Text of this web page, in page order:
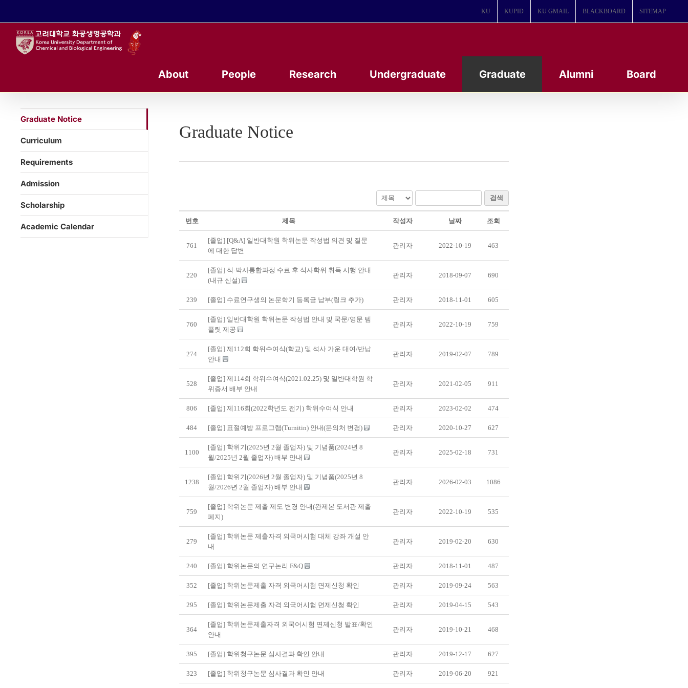
KU KUPID KU GMAIL BLACKBOARD SITEMAP
About People Research Undergraduate Graduate Alumni Board
Graduate Notice
검색
번호 제목 작성자 날짜 조회
761
[졸업] [Q&A] 일반대학원 학위논문 작성법 의견 및 질문
에 대한 답변
관리자 2022-10-19 463
220
[졸업] 석·박사통합과정 수료 후 석사학위 취득 시행 안내
(내규 신설)
관리자 2018-09-07 690
239 [졸업] 수료연구생의 논문학기 등록금 납부(링크 추가) 관리자 2018-11-01 605
760
[졸업] 일반대학원 학위논문 작성법 안내 및 국문/영문 템
플릿 제공
관리자 2022-10-19 759
274
[졸업] 제112회 학위수여식(학교) 및 석사 가운 대여/반납
안내
관리자 2019-02-07 789
528
[졸업] 제114회 학위수여식(2021.02.25) 및 일반대학원 학
위증서 배부 안내
관리자 2021-02-05 911
806 [졸업] 제116회(2022학년도 전기) 학위수여식 안내 관리자 2023-02-02 474
484 [졸업] 표절예방 프로그램(Turnitin) 안내(문의처 변경) 관리자 2020-10-27 627
1100
[졸업] 학위기(2025년 2월 졸업자) 및 기념품(2024년 8
월/2025년 2월 졸업자) 배부 안내
관리자 2025-02-18 731
1238
[졸업] 학위기(2026년 2월 졸업자) 및 기념품(2025년 8
월/2026년 2월 졸업자) 배부 안내
관리자 2026-02-03 1086
759
[졸업] 학위논문 제출 제도 변경 안내(완제본 도서관 제출
폐지)
관리자 2022-10-19 535
279
[졸업] 학위논문 제출자격 외국어시험 대체 강좌 개설 안
내
관리자 2019-02-20 630
240 [졸업] 학위논문의 연구논리 F&Q 관리자 2018-11-01 487
352 [졸업] 학위논문제출 자격 외국어시험 면제신청 확인 관리자 2019-09-24 563
295 [졸업] 학위논문제출 자격 외국어시험 면제신청 확인 관리자 2019-04-15 543
364
[졸업] 학위논문제출자격 외국어시험 면제신청 발표/확인
안내
관리자 2019-10-21 468
395 [졸업] 학위청구논문 심사결과 확인 안내 관리자 2019-12-17 627
323 [졸업] 학위청구논문 심사결과 확인 안내 관리자 2019-06-20 921
Graduate Notice
Curriculum
Requirements
Admission
Scholarship
Academic Calendar